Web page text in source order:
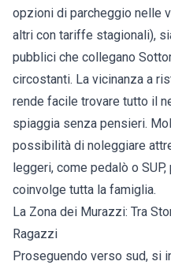
opzioni di parcheggio nelle
altri con tariffe stagionali),
pubblici che collegano
circostanti. La vicinanza a
rende facile trovare tutto il
spiaggia senza pensieri.
possibilità di noleggiare
leggeri, come pedalò o
coinvolge tutta la famiglia.
La Zona dei Murazzi: Tra
Ragazzi
Proseguendo verso sud, si